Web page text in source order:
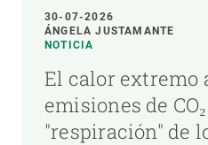
30-07-2026
ÁNGELA JUSTAMANTE
NOTICIA
El calor extremo
emisiones de
"respiración" de